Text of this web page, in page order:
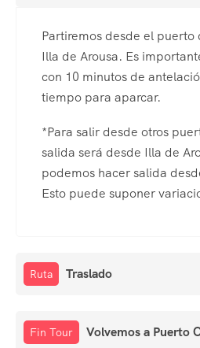
Partiremos desde el puerto
Illa de Arousa. Es
con 10 minutos de
tiempo para aparcar.
*Para salir desde otros
salida será desde Illa de
podemos hacer salida
Esto puede suponer
Ruta Traslado
Fin Tour Volvemos a Puerto